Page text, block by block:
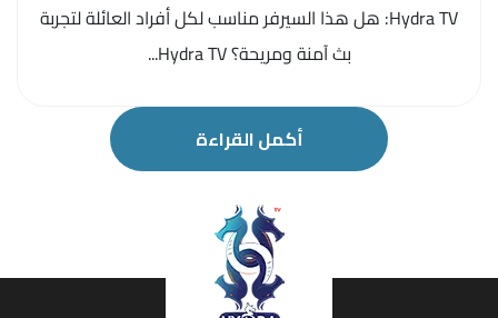
Hydra TV: هل هذا السيرفر مناسب لكل أفراد العائلة لتجربة
بث آمنة ومريحة؟ Hydra TV...
أكمل القراءة